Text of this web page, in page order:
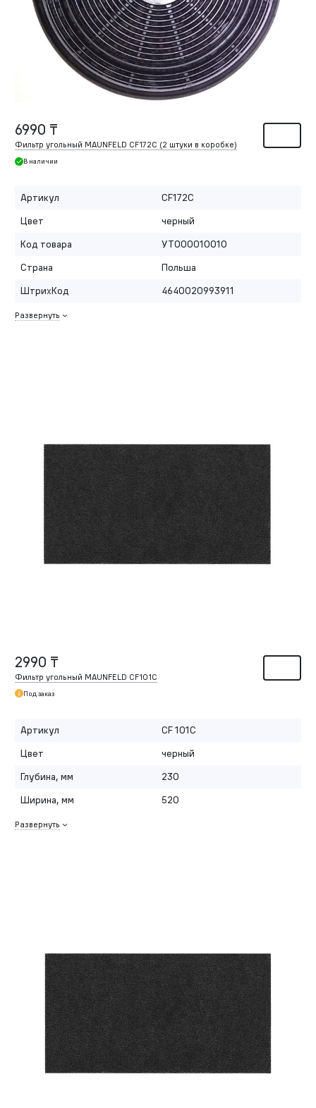
6990 ₸
Фильтр угольный MAUNFELD CF172C (2 штуки в коробке)
В наличии
Артикул
CF172C
Цвет
черный
Код товара
УТ000010010
Страна
Польша
ШтрихКод
4640020993911
Развернуть
2990 ₸
Фильтр угольный MAUNFELD CF101C
Под заказ
Артикул
CF 101C
Цвет
черный
Глубина, мм
230
Ширина, мм
520
Развернуть